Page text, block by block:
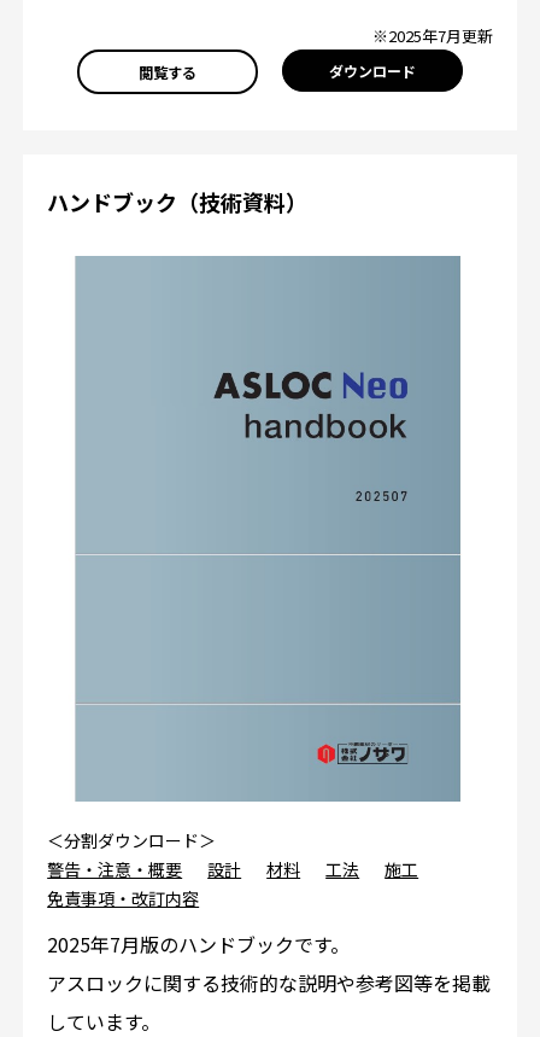
※2025年7月更新
閲覧する ダウンロード
ハンドブック（技術資料）
＜分割ダウンロード＞
警告・注意・概要
設計 材料 工法
施工
免責事項・改訂内容
2025年7月版のハンドブックです。
アスロックに関する技術的な説明や参考図等を掲載
しています。